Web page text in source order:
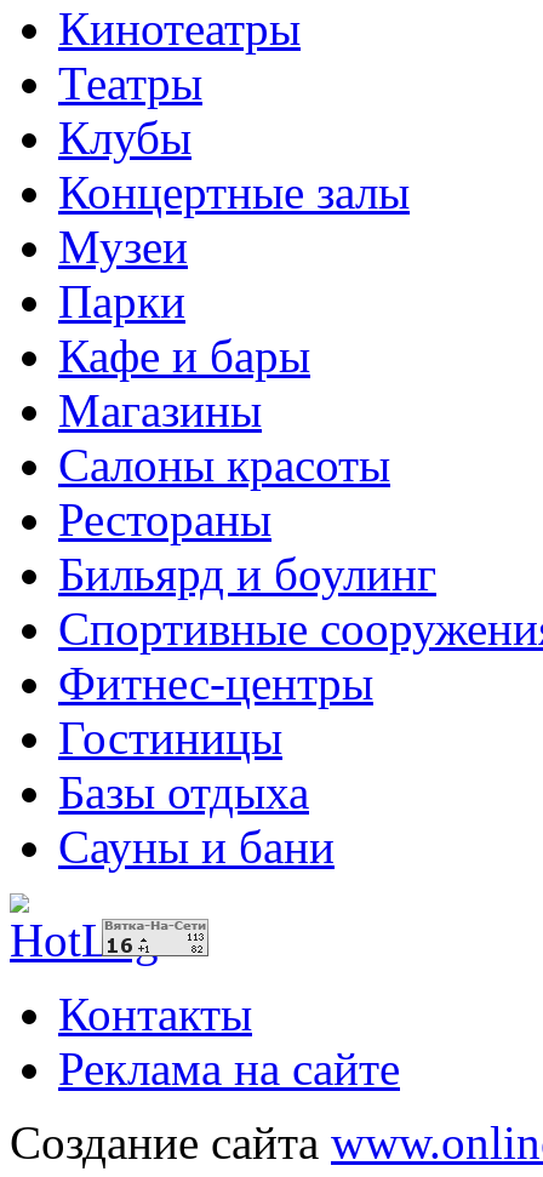
Кинотеатры
Театры
Клубы
Концертные залы
Музеи
Парки
Кафе и бары
Магазины
Салоны красоты
Рестораны
Бильярд и боулинг
Спортивные
Фитнес-центры
Гостиницы
Базы отдыха
Сауны и бани
Контакты
Реклама на сайте
Создание сайта